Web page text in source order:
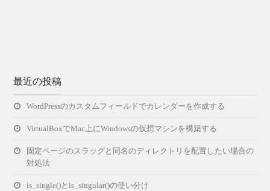
最近の投稿
WordPressのカスタムフィールドでカレンダーを作成する
VirtualBoxでMac上にWindowsの仮想マシンを構築する
固定ページのスラッグと同名のディレクトリを配置したい場合の
対処法
is_single()とis_singular()の使い分け